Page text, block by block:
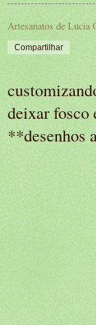
Artesanatos de Lucia
Compartilhar
deixar fosco
**desenhos